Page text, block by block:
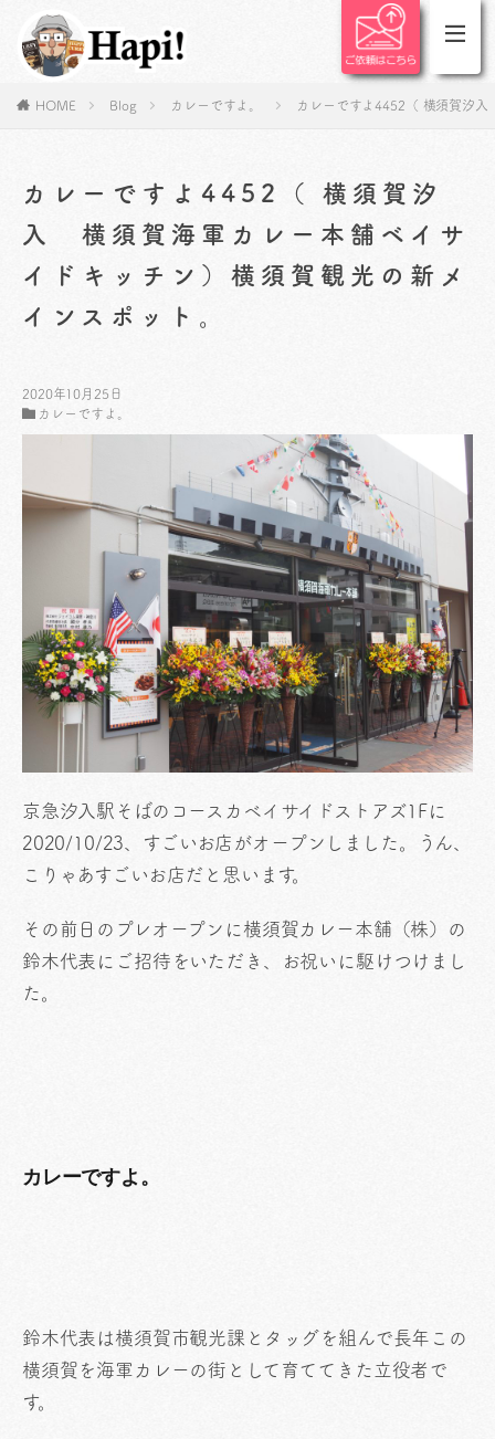
HOME Blog カレーですよ。 カレーですよ4452（ 横須賀汐
カレーですよ4452（ 横須賀汐
入 横須賀海軍カレー本舗ベイサ
イドキッチン）横須賀観光の新メ
インスポット。
2020年10月25日
カレーですよ。
京急汐入駅そばのコースカベイサイドストアズ1Fに
2020/10/23、すごいお店がオープンしました。うん、
こりゃあすごいお店だと思います。
その前日のプレオープンに横須賀カレー本舗（株）の
鈴木代表にご招待をいただき、お祝いに駆けつけまし
た。
カレーですよ。
鈴木代表は横須賀市観光課とタッグを組んで長年この
横須賀を海軍カレーの街として育ててきた立役者で
す。